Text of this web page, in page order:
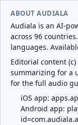
ABOUT AUDIALA
Audiala is an AI-
across 96
languages.
Editorial content
summarizing for a
for the full audio
iOS app:
Android app: